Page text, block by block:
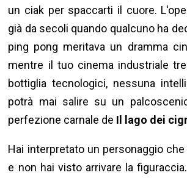
un ciak per spaccarti il cuore.
già da secoli quando qualcuno ha
ping pong meritava un dramma
mentre il tuo cinema industriale
bottiglia tecnologici, nessuna
potrà mai salire su un
perfezione carnale de Il lago dei
Hai interpretato un personaggio
e non hai visto arrivare la